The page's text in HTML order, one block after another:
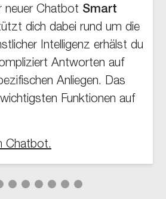
neuer Chatbot Smart
dich dabei rund um die
Intelligenz erhälst du
Antworten auf
Anliegen. Das
Funktionen auf
Chatbot.